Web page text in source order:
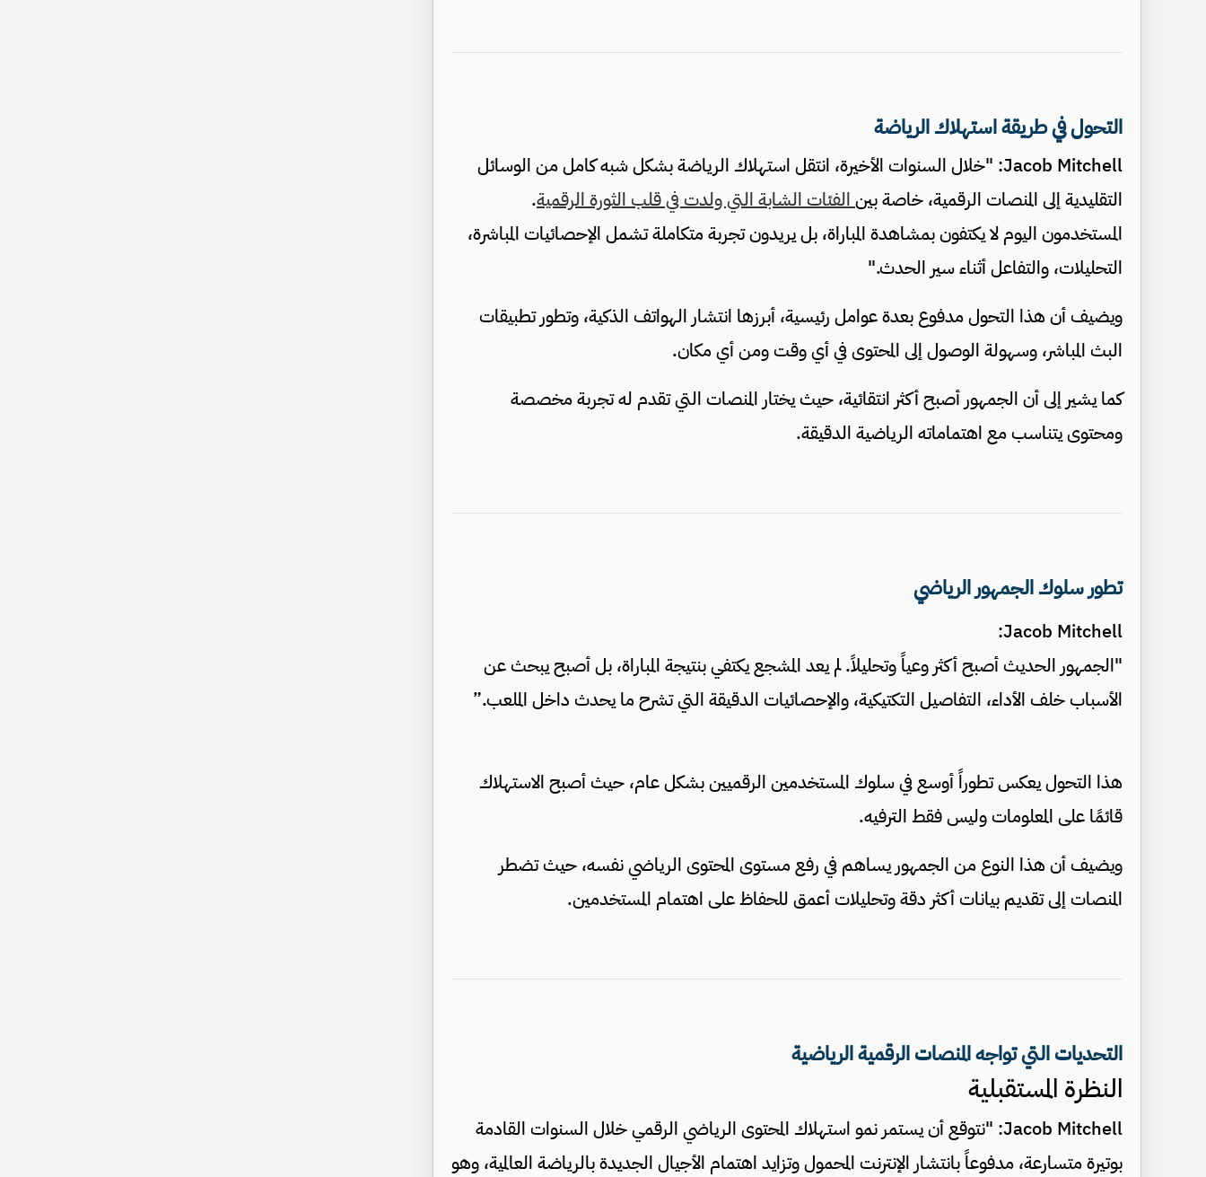
التحول في طريقة استهلاك الرياضة
Jacob Mitchell: "خلال السنوات الأخيرة، انتقل استهلاك الرياضة بشكل شبه كامل من الوسائل
التقليدية إلى المنصات الرقمية، خاصة بين الفئات الشابة التي ولدت في قلب الثورة الرقمية.
المستخدمون اليوم لا يكتفون بمشاهدة المباراة، بل يريدون تجربة متكاملة تشمل الإحصائيات المباشرة،
التحليلات، والتفاعل أثناء سير الحدث."
ويضيف أن هذا التحول مدفوع بعدة عوامل رئيسية، أبرزها انتشار الهواتف الذكية، وتطور تطبيقات
البث المباشر، وسهولة الوصول إلى المحتوى في أي وقت ومن أي مكان.
كما يشير إلى أن الجمهور أصبح أكثر انتقائية، حيث يختار المنصات التي تقدم له تجربة مخصصة
ومحتوى يتناسب مع اهتماماته الرياضية الدقيقة.
تطور سلوك الجمهور الرياضي
Jacob Mitchell:
"الجمهور الحديث أصبح أكثر وعياً وتحليلاً. لم يعد المشجع يكتفي بنتيجة المباراة، بل أصبح يبحث عن
الأسباب خلف الأداء، التفاصيل التكتيكية، والإحصائيات الدقيقة التي تشرح ما يحدث داخل الملعب.”
هذا التحول يعكس تطوراً أوسع في سلوك المستخدمين الرقميين بشكل عام، حيث أصبح الاستهلاك
قائمًا على المعلومات وليس فقط الترفيه.
ويضيف أن هذا النوع من الجمهور يساهم في رفع مستوى المحتوى الرياضي نفسه، حيث تضطر
المنصات إلى تقديم بيانات أكثر دقة وتحليلات أعمق للحفاظ على اهتمام المستخدمين.
التحديات التي تواجه المنصات الرقمية الرياضية
النظرة المستقبلية
Jacob Mitchell: "نتوقع أن يستمر نمو استهلاك المحتوى الرياضي الرقمي خلال السنوات القادمة
بوتيرة متسارعة، مدفوعاً بانتشار الإنترنت المحمول وتزايد اهتمام الأجيال الجديدة بالرياضة العالمية، وهو